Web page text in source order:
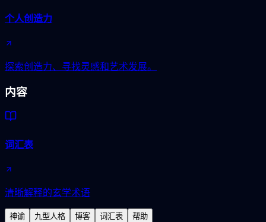
个人创造力
探索创造力、寻找灵感和艺术发展。
内容
词汇表
清晰解释的玄学术语
神谕 九型人格 博客 词汇表 帮助